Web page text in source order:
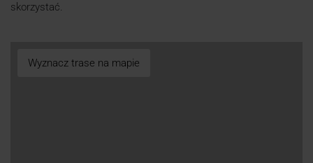
skorzystać.
Wyznacz trase na mapie